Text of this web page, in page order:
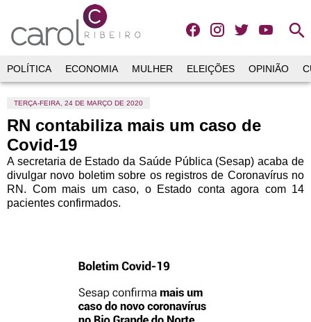
search
POLÍTICA ECONOMIA MULHER ELEIÇÕES OPINIÃO
TERÇA-FEIRA, 24 DE MARÇO DE 2020
RN contabiliza mais um caso de
Covid-19
A secretaria de Estado da Saúde Pública (Sesap) acaba de
divulgar novo boletim sobre os registros de Coronavírus no
RN. Com mais um caso, o Estado conta agora com 14
pacientes confirmados.